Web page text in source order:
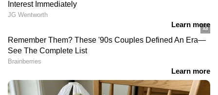
അഞ്ജു ബോബി
ജോർജിന്‍റെ 22 വർഷം
പഴക്കമുള്ള റെക്കോർഡ്
ചരിത്രക്കുതിപ്പുമായി
കേരളത്തിന്റെ ആൻസി
എഫ്‌ഐഎച്ച് പ്രോ ലീഗ്
ഇന്ത്യ; ജയം ഒന്നിനെതിരെ
ഏഴ് ഗോളുകള്‍ക്ക്